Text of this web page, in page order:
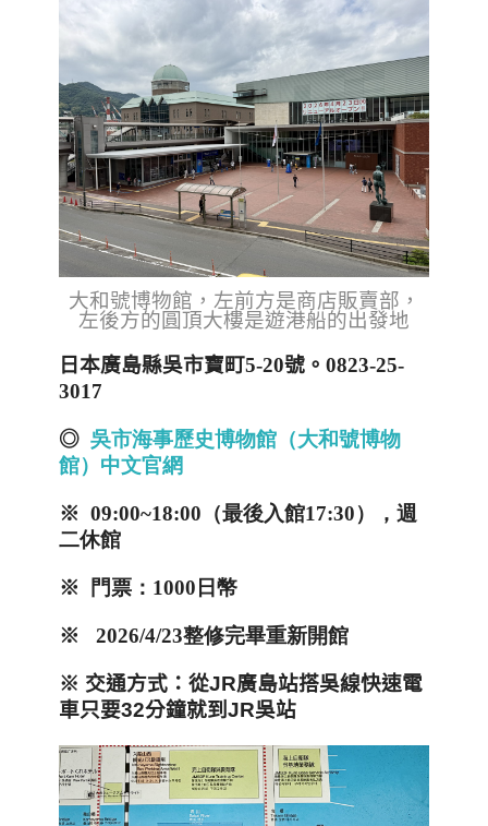
大和號博物館，左前方是商店販賣部，
左後方的圓頂大樓是遊港船的出發地
日本廣島縣吳市寶町5-20號。0823-25-
3017
◎ 吳市海事歷史博物館（大和號博物
館）中文官網
※ 09:00~18:00（最後入館17:30），週
二休館
※ 門票：1000日幣
※ 2026/4/23整修完畢重新開館
※ 交通方式：從JR廣島站搭吳線快速電
車只要32分鐘就到JR吳站